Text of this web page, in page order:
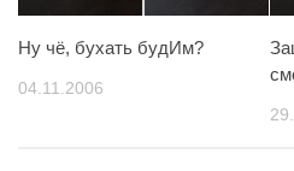
Ну чё, бухать будИм?
04.11.2006